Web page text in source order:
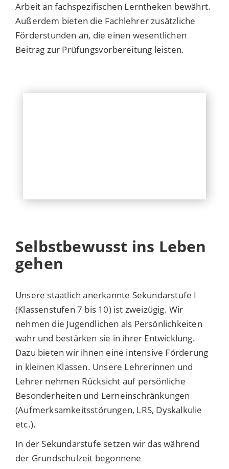
Arbeit an fachspezifischen Lerntheken bewährt.
Außerdem bieten die Fachlehrer zusätzliche
Förderstunden an, die einen wesentlichen
Beitrag zur Prüfungsvorbereitung leisten.
Selbstbewusst ins Leben
gehen
Unsere staatlich anerkannte Sekundarstufe I
(Klassenstufen 7 bis 10) ist zweizügig. Wir
nehmen die Jugendlichen als Persönlichkeiten
wahr und bestärken sie in ihrer Entwicklung.
Dazu bieten wir ihnen eine intensive Förderung
in kleinen Klassen. Unsere Lehrerinnen und
Lehrer nehmen Rücksicht auf persönliche
Besonderheiten und Lerneinschränkungen
(Aufmerksamkeitsstörungen, LRS, Dyskalkulie
etc.).
In der Sekundarstufe setzen wir das während
der Grundschulzeit begonnene